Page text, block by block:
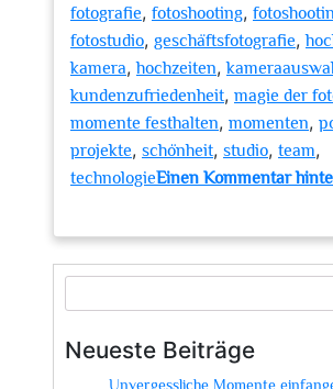
fotografie, fotoshooting,
fotostudio, geschäftsfotografie,
kamera,hochzeiten,
kundenzufriedenheit, magie der
momente festhalten, momenten,
projekte, schönheit, studio, team,
technologieEinen Kommentar
von
Foto
Neureut:
Neueste Beiträge
Unvergessliche Momente